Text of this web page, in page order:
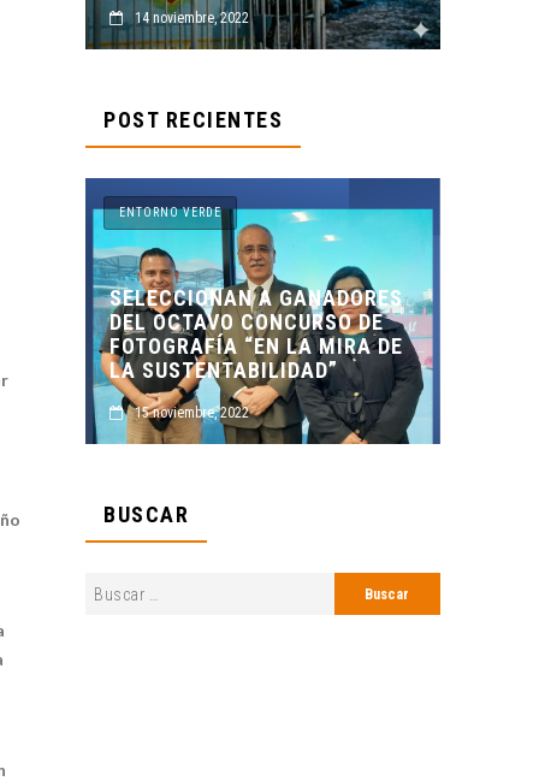
14 noviembre, 2022
POST RECIENTES
ENTORNO VERDE
ENTORNO VERDE Y ANIMALIA
PRESENTES EN EL DÍA DE LOS
MUERTOS FCC, UANL.
2 noviembre, 2022
BUSCAR